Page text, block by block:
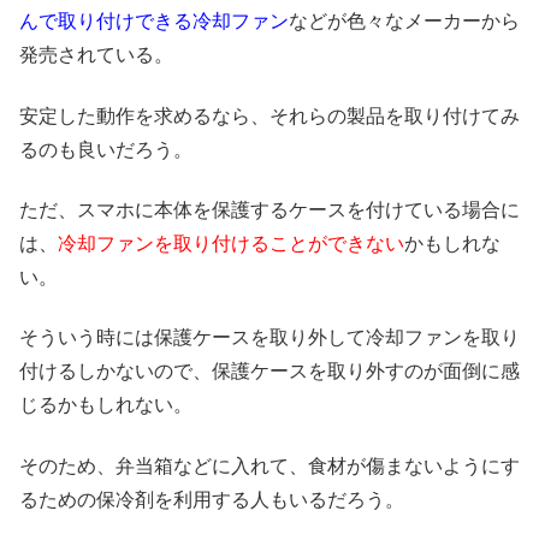
んで取り付けできる冷却ファンなどが色々なメーカーから
発売されている。
安定した動作を求めるなら、それらの製品を取り付けてみ
るのも良いだろう。
ただ、スマホに本体を保護するケースを付けている場合に
は、 冷却ファンを取り付けることができないかもしれな
い。
そういう時には保護ケースを取り外して冷却ファンを取り
付けるしかないので、保護ケースを取り外すのが面倒に感
じるかもしれない。
そのため、弁当箱などに入れて、食材が傷まないようにす
るための保冷剤を利用する人もいるだろう。